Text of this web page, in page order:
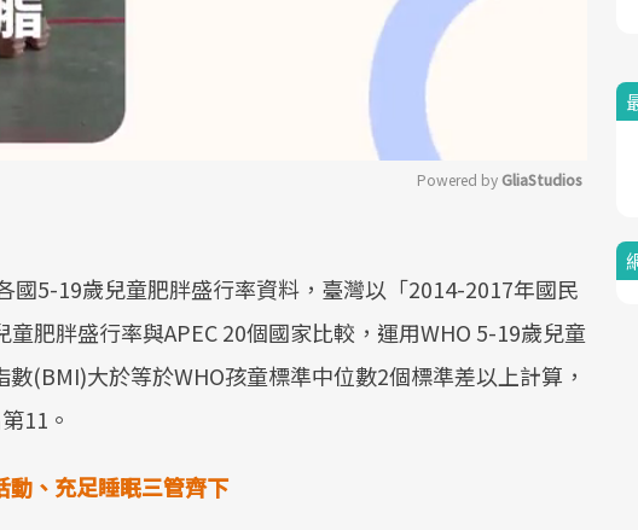
Powered by GliaStudios
國5-19歲兒童肥胖盛行率資料，臺灣以「2014-2017年國民
肥胖盛行率與APEC 20個國家比較，運用WHO 5-19歲兒童
(BMI)大於等於WHO孩童標準中位數2個標準差以上計算，
11。
動、充足睡眠三管齊下